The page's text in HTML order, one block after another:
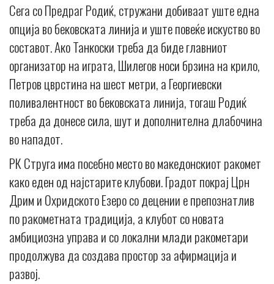
Сега со Предраг Родиќ, стружани добиваат уште една
опција во бековската линија и уште повеќе искуство во
составот. Ако Танкоски треба да биде главниот
организатор на играта, Шилегов носи брзина на крило,
Петров цврстина на шест метри, а Георгиевски
поливалентност во бековската линија, тогаш Родиќ
треба да донесе сила, шут и дополнителна длабочина
во нападот.
РК Струга има посебно место во македонскиот ракомет
како еден од најстарите клубови. Градот покрај Црн
Дрим и Охридското Езеро со децении е препознатлив
по ракометната традиција, а клубот со новата
амбициозна управа и со локални млади ракометари
продолжува да создава простор за афирмација и
развој.